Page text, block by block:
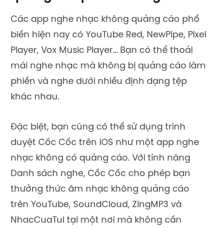
Các app nghe nhạc không quảng cáo phổ
biến hiện nay có YouTube Red, NewPipe, Pixel
Player, Vox Music Player… Bạn có thể thoải
mái nghe nhạc mà không bị quảng cáo làm
phiền và nghe dưới nhiều định dạng tệp
khác nhau.
Đặc biệt, bạn cũng có thể sử dụng trình
duyệt Cốc Cốc trên iOS như một app nghe
nhạc không có quảng cáo. Với tính năng
Danh sách nghe, Cốc Cốc cho phép bạn
thưởng thức âm nhạc không quảng cáo
trên YouTube, SoundCloud, ZingMP3 và
NhacCuaTui tại một nơi mà không cần